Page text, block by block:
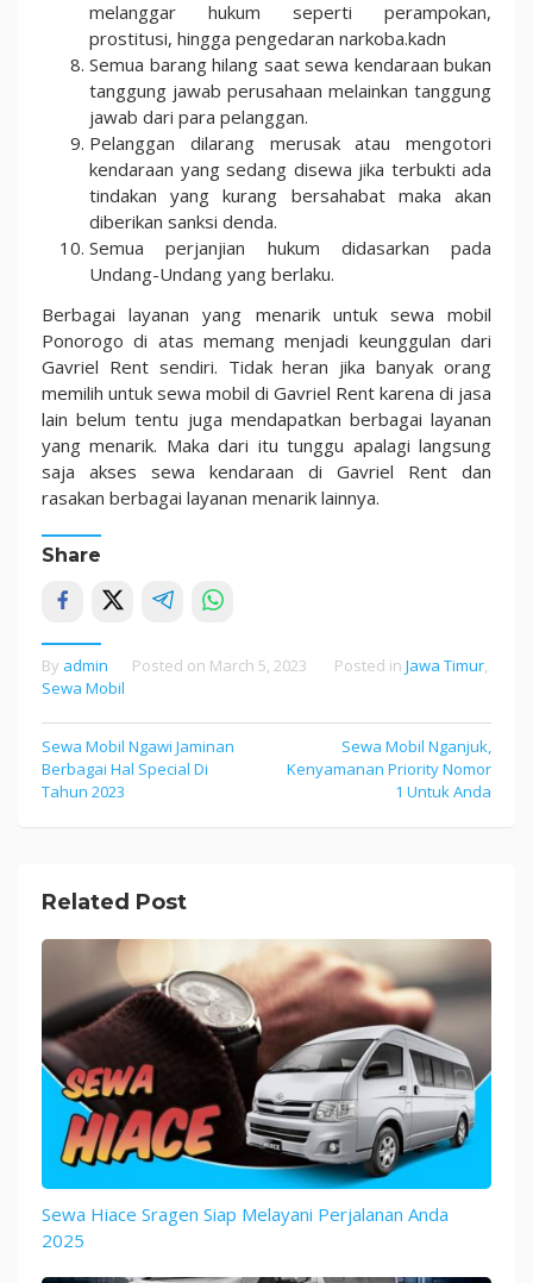
melanggar hukum seperti perampokan,
prostitusi, hingga pengedaran narkoba.kadn
Semua barang hilang saat sewa kendaraan bukan
tanggung jawab perusahaan melainkan tanggung
jawab dari para pelanggan.
Pelanggan dilarang merusak atau mengotori
kendaraan yang sedang disewa jika terbukti ada
tindakan yang kurang bersahabat maka akan
diberikan sanksi denda.
Semua perjanjian hukum didasarkan pada
Undang-Undang yang berlaku.
Berbagai layanan yang menarik untuk sewa mobil
Ponorogo di atas memang menjadi keunggulan dari
Gavriel Rent sendiri. Tidak heran jika banyak orang
memilih untuk sewa mobil di Gavriel Rent karena di jasa
lain belum tentu juga mendapatkan berbagai layanan
yang menarik. Maka dari itu tunggu apalagi langsung
saja akses sewa kendaraan di Gavriel Rent dan
rasakan berbagai layanan menarik lainnya.
Share
By admin Posted on March 5, 2023 Posted in Jawa Timur
Sewa Mobil
Post
navigation
Sewa Mobil Ngawi Jaminan
Berbagai Hal Special Di
Tahun 2023
Sewa Mobil Nganjuk,
Kenyamanan Priority Nomor
1 Untuk Anda
Related Post
Sewa Hiace Sragen Siap Melayani Perjalanan Anda
2025